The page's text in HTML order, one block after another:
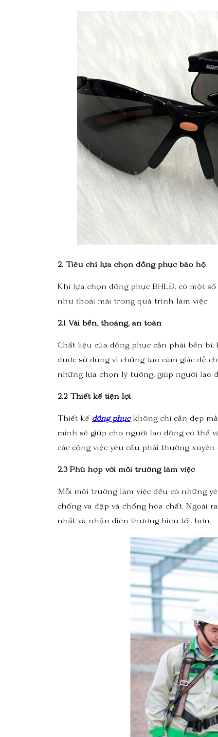
2. Tiêu chí lựa chọn đồng phục bảo hộ
Khi lựa chọn đồng phục BHLĐ, có một
như thoải mái trong quá trình làm việc:
2.1 Vải bền, thoáng, an toàn
Chất liệu của đồng phục cần phải bền
được sử dụng vì chúng tạo cảm giác dễ
những lựa chọn lý tưởng, giúp người
2.2 Thiết kế tiện lợi
Thiết kếđồng phụckhông chỉ cần đẹp
minh sẽ giúp cho người lao động có
các công việc yêu cầu phải thường
2.3 Phù hợp với môi trường làm việc
Mỗi môi trường làm việc đều có những
chống va đập và chống hóa chất. Ngoài
nhất và nhận diện thương hiệu tốt hơn.